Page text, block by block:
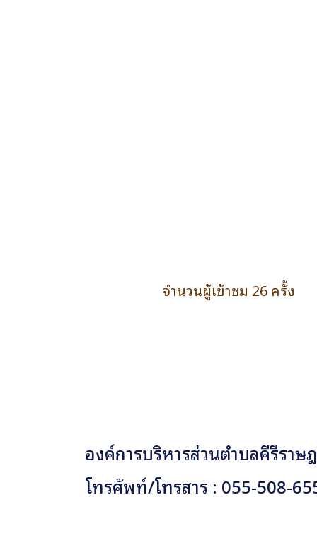
จำนวนผู้เข้าชม 26 ครั้ง
องค์การบริหารส่วนตำบลคีรีรา
โทรศัพท์/โทรสาร : 055-508-